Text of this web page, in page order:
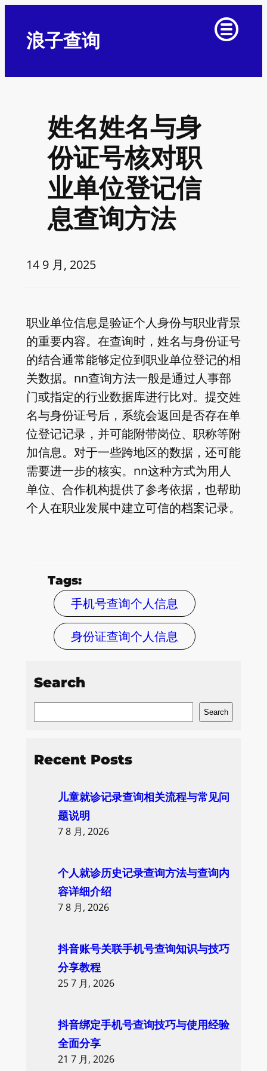
浪子查询
姓名姓名与身
份证号核对职
业单位登记信
息查询方法
14 9 月, 2025
职业单位信息是验证个人身份与职业背景
的重要内容。在查询时，姓名与身份证号
的结合通常能够定位到职业单位登记的相
关数据。nn查询方法一般是通过人事部
门或指定的行业数据库进行比对。提交姓
名与身份证号后，系统会返回是否存在单
位登记记录，并可能附带岗位、职称等附
加信息。对于一些跨地区的数据，还可能
需要进一步的核实。nn这种方式为用人
单位、合作机构提供了参考依据，也帮助
个人在职业发展中建立可信的档案记录。
Tags:
手机号查询个人信息
身份证查询个人信息
Search
r
Search
Recent Posts
儿童就诊记录查询相关流程与常见问
题说明
7 8 月, 2026
个人就诊历史记录查询方法与查询内
容详细介绍
7 8 月, 2026
抖音账号关联手机号查询知识与技巧
分享教程
25 7 月, 2026
抖音绑定手机号查询技巧与使用经验
全面分享
21 7 月, 2026